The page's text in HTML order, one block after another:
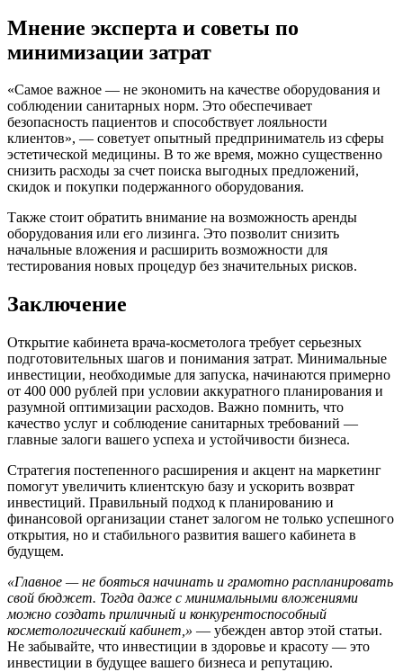
Мнение эксперта и советы по
минимизации затрат
«Самое важное — не экономить на качестве оборудования и
соблюдении санитарных норм. Это обеспечивает
безопасность пациентов и способствует лояльности
клиентов», — советует опытный предприниматель из сферы
эстетической медицины. В то же время, можно существенно
снизить расходы за счет поиска выгодных предложений,
скидок и покупки подержанного оборудования.
Также стоит обратить внимание на возможность аренды
оборудования или его лизинга. Это позволит снизить
начальные вложения и расширить возможности для
тестирования новых процедур без значительных рисков.
Заключение
Открытие кабинета врача-косметолога требует серьезных
подготовительных шагов и понимания затрат. Минимальные
инвестиции, необходимые для запуска, начинаются примерно
от 400 000 рублей при условии аккуратного планирования и
разумной оптимизации расходов. Важно помнить, что
качество услуг и соблюдение санитарных требований —
главные залоги вашего успеха и устойчивости бизнеса.
Стратегия постепенного расширения и акцент на маркетинг
помогут увеличить клиентскую базу и ускорить возврат
инвестиций. Правильный подход к планированию и
финансовой организации станет залогом не только успешного
открытия, но и стабильного развития вашего кабинета в
будущем.
«Главное — не бояться начинать и грамотно распланировать
свой бюджет. Тогда даже с минимальными вложениями
можно создать приличный и конкурентоспособный
косметологический кабинет,» — убежден автор этой статьи.
Не забывайте, что инвестиции в здоровье и красоту — это
инвестиции в будущее вашего бизнеса и репутацию.